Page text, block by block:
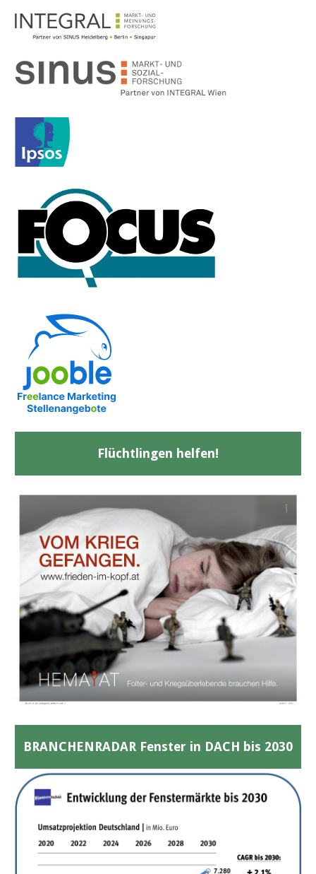
Flüchtlingen helfen!
BRANCHENRADAR Fenster in DACH bis 2030